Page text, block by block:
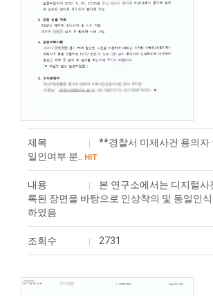
제목
**경찰서 미제사건 용의자
일인여부 분..
HIT
내용
본 연구소에서는 디지털사
록된 장면을 바탕으로 인상착의 및 동일인
하였음
조회수 2731